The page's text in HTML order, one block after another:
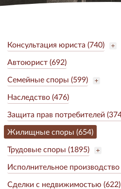
Консультация юриста (740)
Автоюрист (692)
Семейные споры (599)
Наследство (476)
Защита прав потребителей
Жилищные споры (654)
Трудовые споры (1895)
Исполнительное производство
Сделки с недвижимостью (622)